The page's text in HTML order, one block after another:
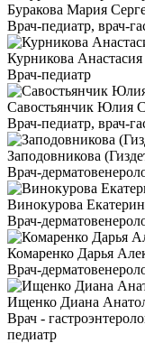
Буракова Мария
Врач-педиатр, врач-
Курникова
Врач-педиатр
Савостьянчик Юлия
Врач-педиатр, врач-
Заподовникова
Врач-
Винокурова
Врач-
Комаренко Дарья
Врач-
Ищенко Диана
Врач -
педиатр